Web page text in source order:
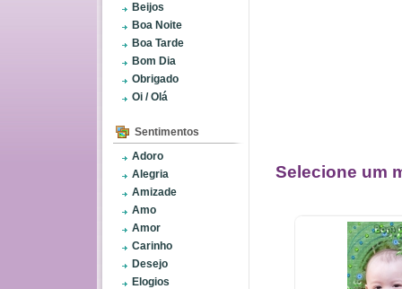
Beijos
Boa Noite
Boa Tarde
Bom Dia
Obrigado
Oi / Olá
Sentimentos
Adoro
Alegria
Amizade
Amo
Amor
Carinho
Desejo
Elogios
Selecione um